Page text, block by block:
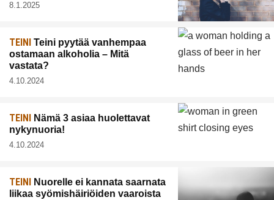
8.1.2025
TEINI
Teini pyytää vanhempaa
ostamaan alkoholia – Mitä
vastata?
4.10.2024
TEINI
Nämä 3 asiaa huolettavat
nykynuoria!
4.10.2024
TEINI
Nuorelle ei kannata saarnata
liikaa syömishäiriöiden vaaroista